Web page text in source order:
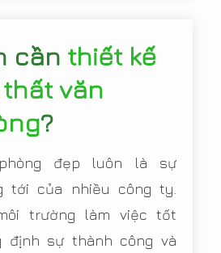
cần thiết kế
văn
?
đẹp luôn là sự
tới của nhiều công ty.
trường làm việc tốt
định sự thành công và